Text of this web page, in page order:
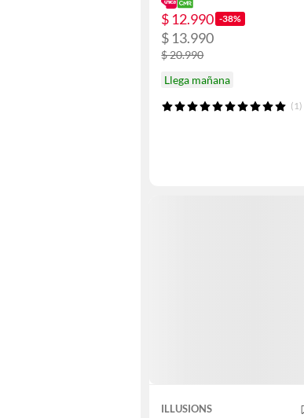
$ 12.990 -38%
$ 13.990
$ 20.990
Llega mañana
(1)
ILLUSIONS